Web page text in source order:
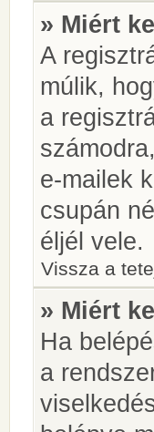
» Miért
A
múlik,
a
e-mailek
csupán
éljél vele.
Vissza a
» Miért
Ha
a